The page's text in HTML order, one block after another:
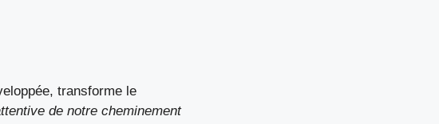
transforme le
de notre cheminement